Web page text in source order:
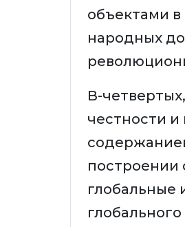
объектами
народных
В-
честности
построении
глобальные